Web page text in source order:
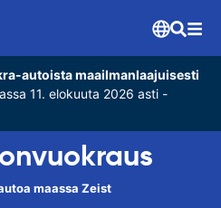
autoista maailmanlaajuisesti
11. elokuuta 2026 asti -
maassa Zeist